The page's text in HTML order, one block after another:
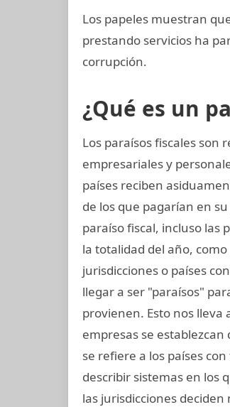
Los papeles muestran
prestando servicios ha
corrupción.
¿Qué es un
Los paraísos fiscales son
empresariales y
países reciben
de los que pagarían en
paraíso fiscal, incluso las
la totalidad del año,
jurisdicciones o países
llegar a ser "paraísos"
provienen. Esto nos lleva
empresas se
se refiere a los países
describir sistemas en los
las jurisdicciones